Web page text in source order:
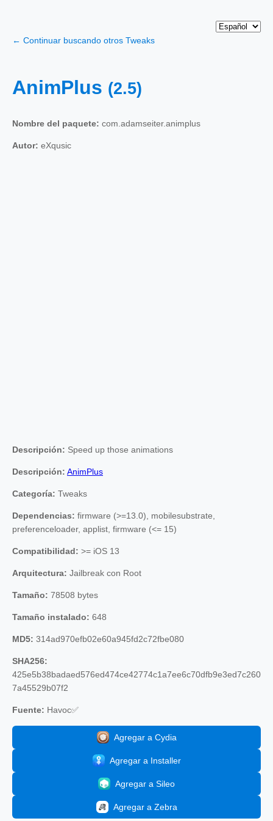
← Continuar buscando otros Tweaks
AnimPlus (2.5)
Nombre del paquete: com.adamseiter.animplus
Autor: eXqusic
Descripción: Speed up those animations
Descripción: AnimPlus
Categoría: Tweaks
Dependencias: firmware (>=13.0), mobilesubstrate,
preferenceloader, applist, firmware (<= 15)
Compatibilidad: >= iOS 13
Arquitectura: Jailbreak con Root
Tamaño: 78508 bytes
Tamaño instalado: 648
MD5: 314ad970efb02e60a945fd2c72fbe080
SHA256:
425e5b38badaed576ed474ce42774c1a7ee6c70dfb9e3ed7c260
7a45529b07f2
Fuente: Havoc✅
Agregar a Cydia
Agregar a Installer
Agregar a Sileo
Agregar a Zebra